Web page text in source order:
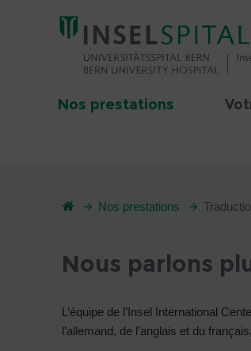
Nos prestations
Nos prestations
Nous parlons
L’équipe de l’Insel International
l’allemand, de l’anglais et du